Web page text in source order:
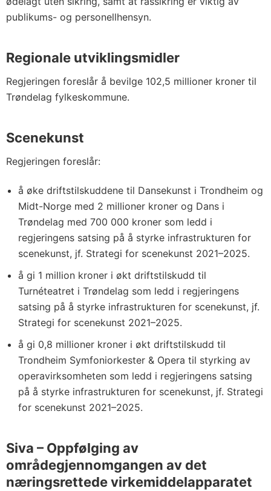
publikums- og personellhensyn.
Regionale utviklingsmidler
Regjeringen foreslår å bevilge 102,5 millioner kroner til
Trøndelag fylkeskommune.
Scenekunst
Regjeringen foreslår:
å øke driftstilskuddene til Dansekunst i Trondheim og
Midt-Norge med 2 millioner kroner og Dans i
Trøndelag med 700 000 kroner som ledd i
regjeringens satsing på å styrke infrastrukturen for
scenekunst, jf. Strategi for scenekunst 2021–2025.
å gi 1 million kroner i økt driftstilskudd til
Turnéteatret i Trøndelag som ledd i regjeringens
satsing på å styrke infrastrukturen for scenekunst, jf.
Strategi for scenekunst 2021–2025.
å gi 0,8 millioner kroner i økt driftstilskudd til
Trondheim Symfoniorkester & Opera til styrking av
operavirksomheten som ledd i regjeringens satsing
på å styrke infrastrukturen for scenekunst, jf. Strategi
for scenekunst 2021–2025.
Siva – Oppfølging av
områdegjennomgangen av det
næringsrettede virkemiddelapparatet